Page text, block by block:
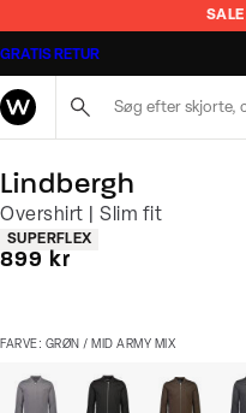
GRATIS RETUR
Lindbergh
Overshirt | Slim fit
Produkt egenskaber
SUPERFLEX
I alt (inkl. rabat)
899 kr
FARVE: GRØN / MID ARMY MIX